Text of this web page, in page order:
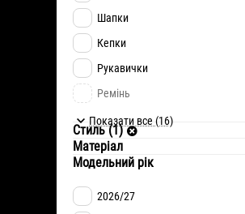
Шапки
Кепки
Рукавички
Ремінь
Спіднє
Показати все (16)
Стиль (1)
Матеріал
Модельний рік
2026/27